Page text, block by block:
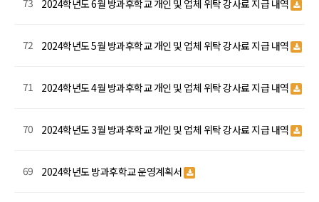
73 2024학년도 6월 방과후학교 개인 및 업체 위탁 강사료 지급 내역
72 2024학년도 5월 방과후학교 개인 및 업체 위탁 강사료 지급 내역
71 2024학년도 4월 방과후학교 개인 및 업체 위탁 강사료 지급 내역
70 2024학년도 3월 방과후학교 개인 및 업체 위탁 강사료 지급 내역
69 2024학년도 방과후학교 운영계획서